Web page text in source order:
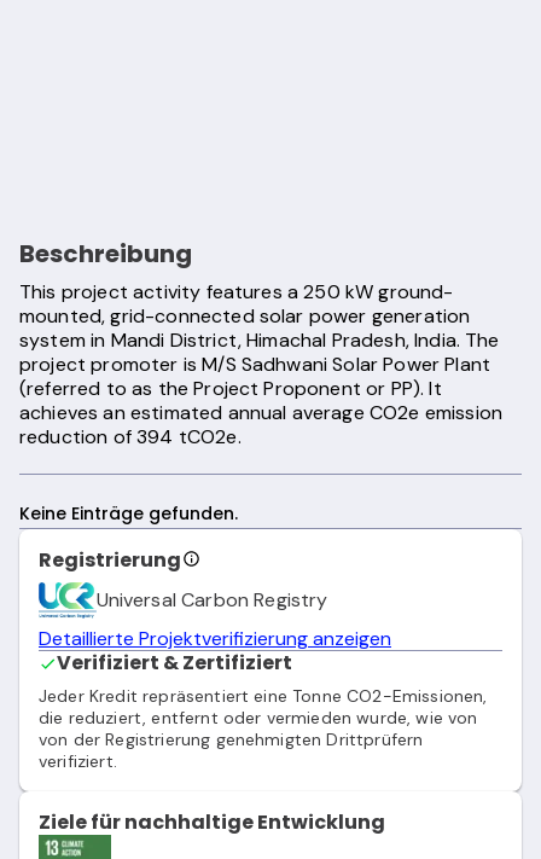
Beschreibung
This project activity features a 250 kW ground-
mounted, grid-connected solar power generation
system in Mandi District, Himachal Pradesh, India. The
project promoter is M/S Sadhwani Solar Power Plant
(referred to as the Project Proponent or PP). It
achieves an estimated annual average CO2e emission
reduction of 394 tCO2e.
Keine Einträge gefunden.
Registrierung
Universal Carbon Registry
Detaillierte Projektverifizierung anzeigen
Verifiziert & Zertifiziert
Jeder Kredit repräsentiert eine Tonne CO2-Emissionen,
die reduziert, entfernt oder vermieden wurde, wie von
von der Registrierung genehmigten Drittprüfern
verifiziert.
Ziele für nachhaltige Entwicklung